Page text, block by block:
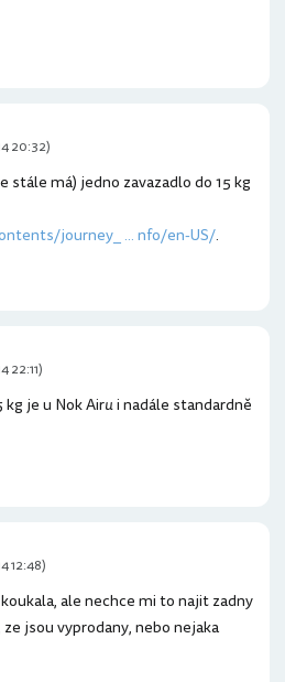
stále má) jedno zavazadlo do 15 kg
journey_ ... nfo/en-US/.
20:32)
kg je u Nok Airui nadále standardně
22:11)
ale nechce mi to najit zadny
jsou vyprodany, nebo nejaka
12:48)